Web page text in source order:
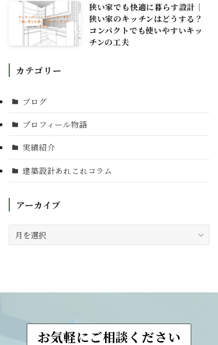
狭い家でも快適に暮らす設計｜
狭い家のキッチンはどうする？
コンパクトでも使いやすいキッ
チンの工夫
カテゴリー
ブログ
プロフィール物語
実績紹介
建築設計あれこれコラム
アーカイブ
ー
お気軽にご相談ください